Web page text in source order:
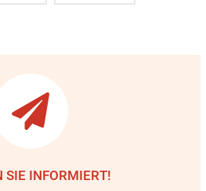
SIE INFORMIERT!